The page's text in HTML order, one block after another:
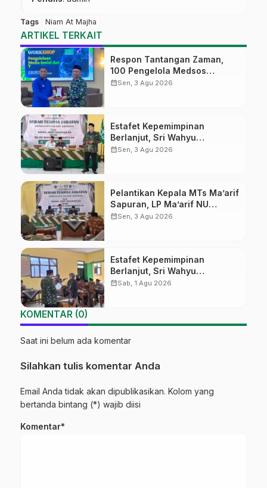
Tags Niam At Majha
ARTIKEL TERKAIT
Respon Tantangan Zaman,
100 Pengelola Medsos
Sekolah Ma’arif Pekalongan
calendar_monthSen, 3 Agu 2026
Estafet Kepemimpinan
Berlanjut, Sri Wahyu
Susilowati Resmi Pimpin MTs
calendar_monthSen, 3 Agu 2026
Pelantikan Kepala MTs Ma’arif
Sapuran, LP Ma’arif NU
Wonosobo Tekankan Lima
calendar_monthSen, 3 Agu 2026
Estafet Kepemimpinan
Berlanjut, Sri Wahyu
Susilowati Resmi Pimpin MTs
calendar_monthSab, 1 Agu 2026
KOMENTAR (0)
Saat ini belum ada komentar
Silahkan tulis komentar Anda
Email Anda tidak akan dipublikasikan. Kolom yang
bertanda bintang (*) wajib diisi
Komentar*